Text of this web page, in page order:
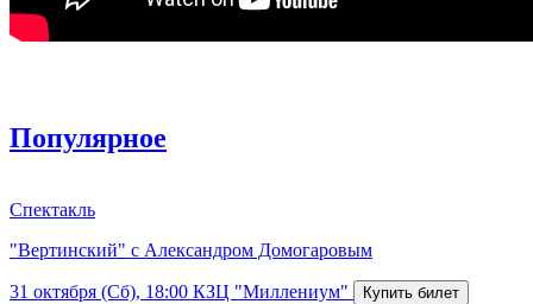
Популярное
Спектакль
"Вертинский" с Александром Домогаровым
31 октября (Сб), 18:00 КЗЦ "Миллениум"